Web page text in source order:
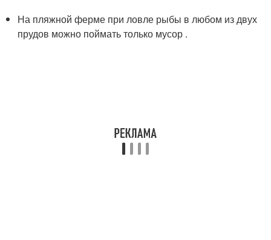
На пляжной ферме при ловле рыбы в любом из двух
прудов можно поймать только мусор .